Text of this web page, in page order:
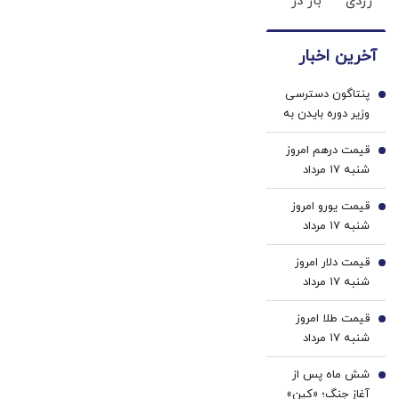
خانگی
ژل
کننده
دندان!
خرید40%تخفیف
این
کرم
ترمیم
کننده
23
روزه
آخرین اخبار
پنتاگون دسترسی
وزیر دوره بایدن به
اطلاعات محرمانه را
لغو کرد
1
قیمت درهم امروز
شنبه ۱۷ مرداد
۱۴۰۵/ افزایش
قیمت درهم
2
قیمت یورو امروز
شنبه ۱۷ مرداد
۱۴۰۵/ افزایش
قیمت یورو
3
قیمت دلار امروز
شنبه ۱۷ مرداد
۱۴۰۵/ افزایش
قیمت دلار
4
قیمت طلا امروز
شنبه ۱۷ مرداد
۱۴۰۵/ افزایش
قیمت طلا
5
شش ماه پس از
آغاز جنگ؛ «کین»
6